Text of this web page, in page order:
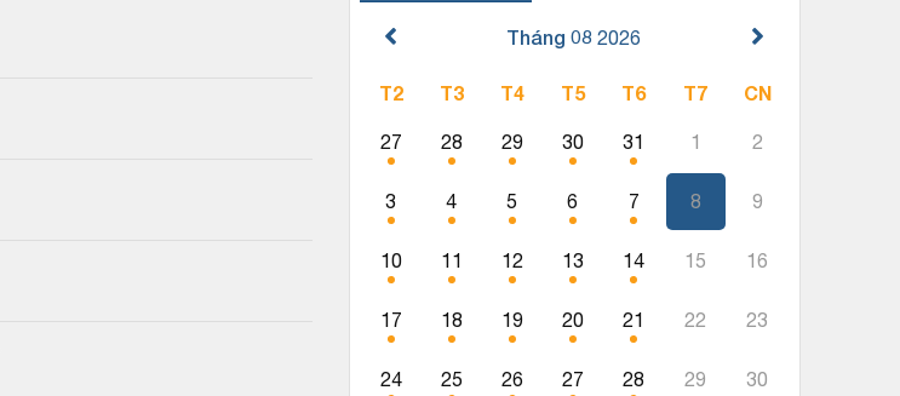
Tháng 08 2026
T2 T3 T4 T5 T6 T7 CN
27 28 29 30 31 1 2
3 4 5 6 7 8 9
10 11 12 13 14 15 16
17 18 19 20 21 22 23
24 25 26 27 28 29 30